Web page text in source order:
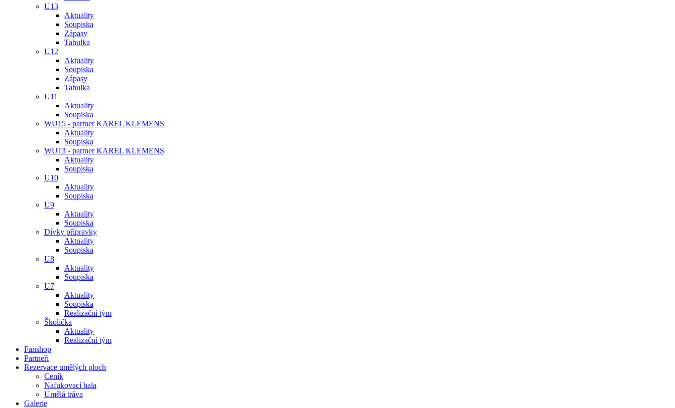
U13
Aktuality
Soupiska
Zápasy
Tabulka
U12
Aktuality
Soupiska
Zápasy
Tabulka
U11
Aktuality
Soupiska
WU15 - partner KAREL KLEMENS
Aktuality
Soupiska
WU13 - partner KAREL KLEMENS
Aktuality
Soupiska
U10
Aktuality
Soupiska
U9
Aktuality
Soupiska
Dívky přípravky
Aktuality
Soupiska
U8
Aktuality
Soupiska
U7
Aktuality
Soupiska
Realizační tým
Školička
Aktuality
Realizační tým
Fanshop
Partneři
Rezervace umělých ploch
Ceník
Nafukovací hala
Umělá tráva
Galerie